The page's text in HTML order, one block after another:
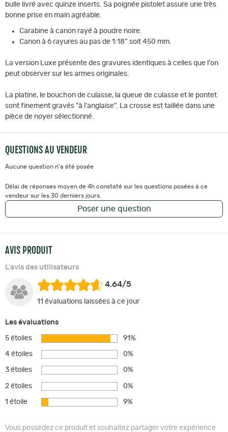
bulle livré avec quinze inserts. Sa poignée pistolet assure une très
bonne prise en main agréable.
Carabine à canon rayé à poudre noire.
Canon à 6 rayures au pas de 1:18'' soit 450 mm.
La version Luxe présente des gravures identiques à celles que l'on
peut observer sur les armes originales.
La platine, le bouchon de culasse, la queue de culasse et le pontet
sont finement gravés "à l'anglaise". La crosse est taillée dans une
pièce de noyer sélectionné.
QUESTIONS AU VENDEUR
Aucune question n'a été posée
Délai de réponses moyen de 4h constaté sur les questions posées à ce
vendeur sur les 30 derniers jours.
Poser une question
AVIS PRODUIT
L'avis des utilisateurs
4.64/5
11 évaluations laissées à ce jour
Les évaluations
5 étoiles 91%
4 étoiles 0%
3 étoiles 0%
2 étoiles 0%
1 étoile 9%
Vous possédez ce produit et souhaitez partager votre expérience